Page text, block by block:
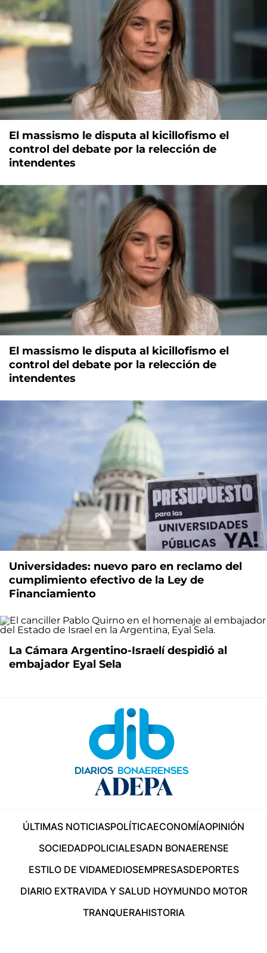
El massismo le disputa al kicillofismo el
control del debate por la relección de
intendentes
El massismo le disputa al kicillofismo el
control del debate por la relección de
intendentes
Universidades: nuevo paro en reclamo del
cumplimiento efectivo de la Ley de
Financiamiento
La Cámara Argentino-Israelí despidió al
embajador Eyal Sela
ÚLTIMAS NOTICIASPOLÍTICAECONOMÍAOPINIÓN
SOCIEDADPOLICIALESADN BONAERENSE
ESTILO DE VIDAMEDIOSEMPRESASDEPORTES
DIARIO EXTRAVIDA Y SALUD HOYMUNDO MOTOR
TRANQUERAHISTORIA